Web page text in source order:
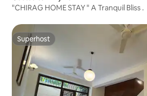
"CHIRAG HOME STAY " A Tranquil Bliss .
Superhost
Superhost